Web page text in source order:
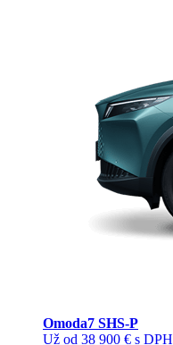
Omoda7 SHS-P
Už od 38 900 € s DPH